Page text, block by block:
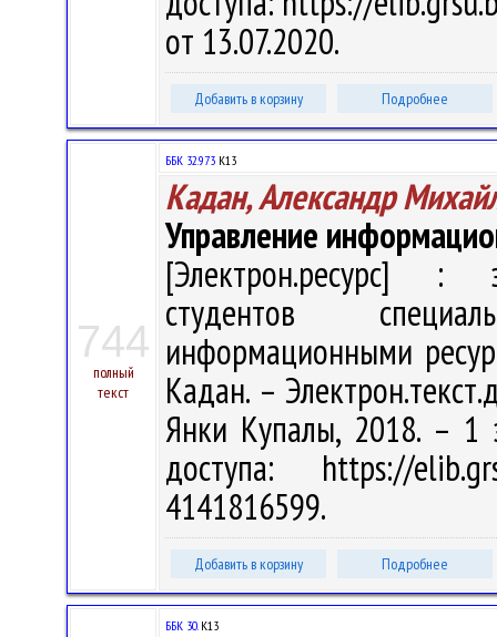
от 13.07.2020.
Добавить в корзину Подробнее
744
полный
текст
ББК 32.973 К13
Кадан, Александр
Управление
[Электрон.ресурс] :
студентов
информационными
Кадан. –
Янки Купалы, 2018. – 1
доступа: https://
4141816599.
Добавить в корзину Подробнее
ББК 30.К13